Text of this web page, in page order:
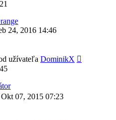
24, 2016 14:46
užívateľa DominikX
Okt 07, 2015 07:23